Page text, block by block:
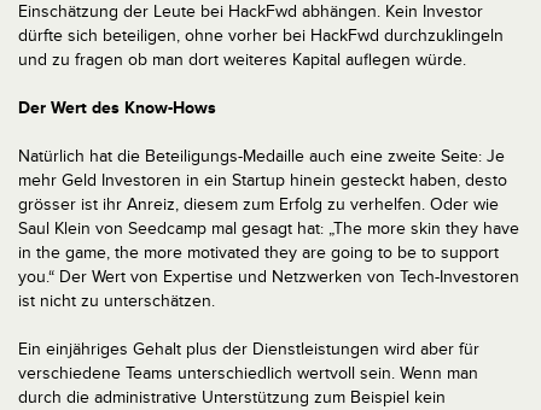
Einschätzung der Leute bei HackFwd abhängen. Kein Investor
dürfte sich beteiligen, ohne vorher bei HackFwd durchzuklingeln
und zu fragen ob man dort weiteres Kapital auflegen würde.
Der Wert des Know-Hows
Natürlich hat die Beteiligungs-Medaille auch eine zweite Seite: Je
mehr Geld Investoren in ein Startup hinein gesteckt haben, desto
grösser ist ihr Anreiz, diesem zum Erfolg zu verhelfen. Oder wie
Saul Klein von Seedcamp mal gesagt hat: „The more skin they have
in the game, the more motivated they are going to be to support
you.“ Der Wert von Expertise und Netzwerken von Tech-Investoren
ist nicht zu unterschätzen.
Ein einjähriges Gehalt plus der Dienstleistungen wird aber für
verschiedene Teams unterschiedlich wertvoll sein. Wenn man
durch die administrative Unterstützung zum Beispiel kein